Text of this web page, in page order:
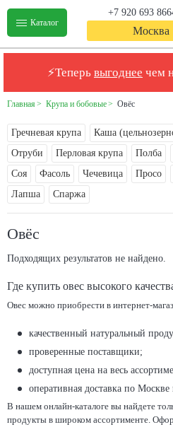
Каталог
Москва
+7 920 693
⚡Теперь выгоднее чем
Главная Крупа и бобовые Овёс
Гречневая крупа Каша
Отруби
Перловая крупа Полба
Соя
Фасоль Чечевица Просо
Лапша
Спаржа
Овёс
Подходящих результатов не найдено.
Где купить овес высокого
Овес можно приобрести в интернет-
качественный натуральный
проверенные поставщики;
доступная цена на весь
оперативная доставка по
В нашем онлайн-каталоге вы найдете
продукты в широком ассортименте.